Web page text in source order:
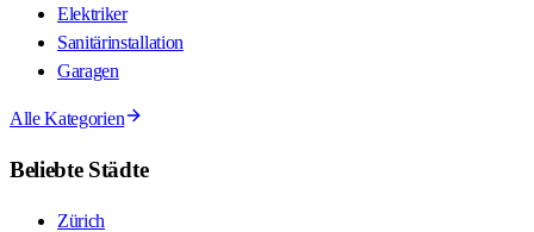
Elektriker
Sanitärinstallation
Garagen
Alle Kategorien
Beliebte Städte
Zürich